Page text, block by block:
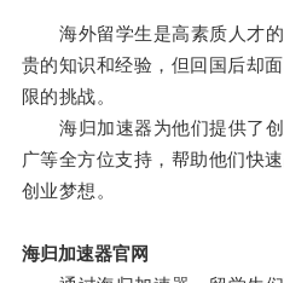
海外留学生是高素质人才的
贵的知识和经验，但回国后却
限的挑战。
海归加速器为他们提供了创
广等全方位支持，帮助他们快
创业梦想。
海归加速器官网